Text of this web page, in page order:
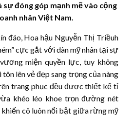
đóng góp mạnh mẽ vào cộng
nhân Việt Nam.
đáo, Hoa hậu Nguyễn Thị Triềuh
cực gắt với dàn mỹ nhân tại sự
miện quyền lực, tuy không
lên vẻ đẹp sang trọng của nàng
trang phục đều được thiết kế tỉ
khéo léo khoe trọn đường nét
cô luôn nổi bật giữa rừng mỹ